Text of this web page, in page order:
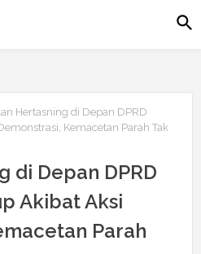
Hertasning di Depan DPRD
Kemacetan Parah Tak
di Depan DPRD
Akibat Aksi
Parah